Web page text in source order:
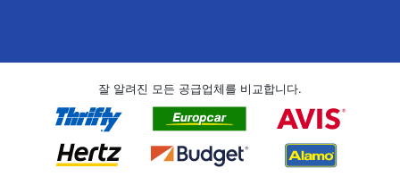
잘 알려진 모든 공급업체를 비교합니다.